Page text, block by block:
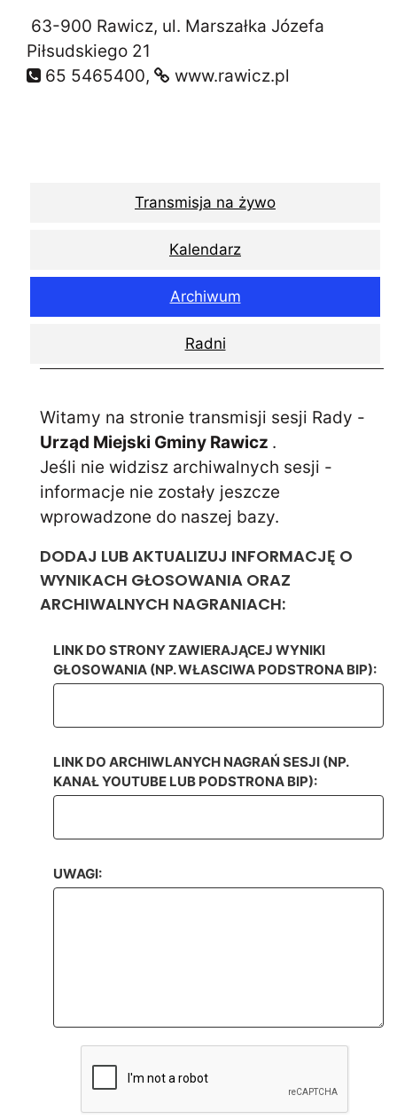
63-900 Rawicz, ul. Marszałka Józefa
Piłsudskiego 21
65 5465400,
www.rawicz.pl
Transmisja na żywo
Kalendarz
Archiwum
Radni
Witamy na stronie transmisji sesji Rady -
Urząd Miejski Gminy Rawicz .
Jeśli nie widzisz archiwalnych sesji -
informacje nie zostały jeszcze
wprowadzone do naszej bazy.
DODAJ LUB AKTUALIZUJ INFORMACJĘ O
WYNIKACH GŁOSOWANIA ORAZ
ARCHIWALNYCH NAGRANIACH:
LINK DO STRONY ZAWIERAJĄCEJ WYNIKI
GŁOSOWANIA (NP. WŁASCIWA PODSTRONA BIP):
LINK DO ARCHIWLANYCH NAGRAŃ SESJI (NP.
KANAŁ YOUTUBE LUB PODSTRONA BIP):
UWAGI: